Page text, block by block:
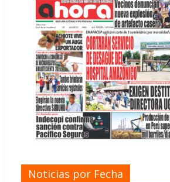
Noticias por Fecha